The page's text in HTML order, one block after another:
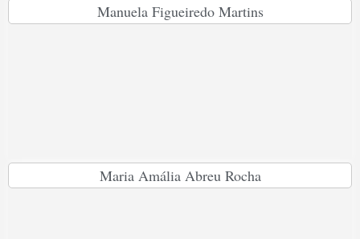
Manuela Figueiredo Martins
Maria Amália Abreu Rocha